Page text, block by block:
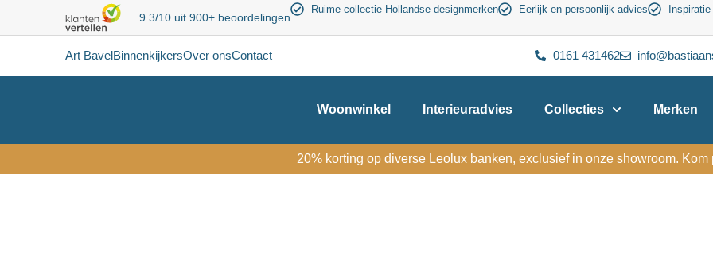
9.3/10 uit 900+ beoordelingen
Ruime collectie Hollandse designmerken Eerlijk en persoonlijk advies
Art BavelBinnenkijkersOver onsContact 0161 431462
Woonwinkel Interieuradvies Collecties Merken
20% korting op diverse Leolux banken, exclusief in onze showroom. Kom